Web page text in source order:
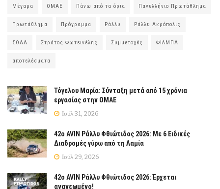
Μέγαρα ΟΜΑΕ Πάνω από τα όρια Πανελλήνιο Πρωτάθλημα
Πρωτάθλημα Πρόγραμμα Ράλλυ Ράλλυ Ακρόπολις
ΣΟΑΑ Στράτος Φωτεινέλης Συμμετοχές ΦΙΛΜΠΑ
αποτελέσματα
Τόγελου Μαρία: Σύνταξη μετά από 15 χρόνια
εργασίας στην ΟΜΑΕ
Ιούλ 31, 2026
42ο AVIN Ράλλυ Φθιώτιδος 2026: Με 6 Ειδικές
Διαδρομές γύρω από τη Λαμία
Ιούλ 29, 2026
42ο AVIN Ράλλυ Φθιώτιδος 2026: Έρχεται
ανανεωμένο!